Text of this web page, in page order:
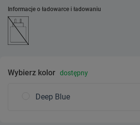
Informacje o ładowarce i ładowaniu
Wybierz kolor dostępny
Deep Blue